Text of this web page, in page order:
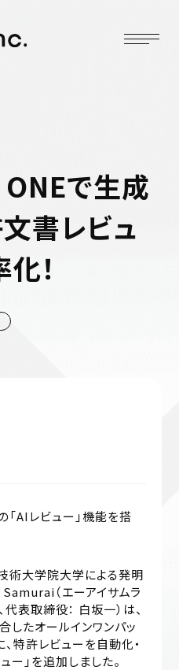
で生成
書レビュ
！
「AIレビュー」機能を搭
術大学院大学による発明
（エーアイサムラ
表取締役： ⽩坂⼀）は、
したオールインワンパッ
特許レビューを自動化・
ー」を追加しました。